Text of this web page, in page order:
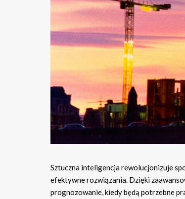
Sztuczna inteligencja rewolucjonizuje
efektywne rozwiązania. Dzięki
prognozowanie, kiedy będą potrzebne